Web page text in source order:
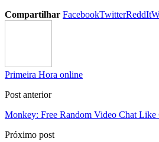
Compartilhar FacebookTwitterReddIt
Primeira Hora online
Post anterior
Monkey: Free Random Video Chat Like
Próximo post